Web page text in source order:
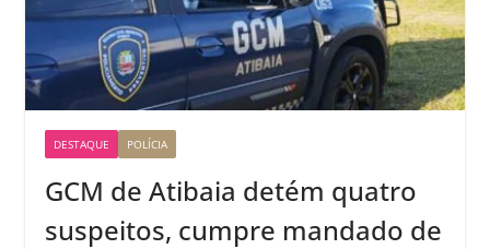
DESTAQUE POLÍCIA
GCM de Atibaia detém quatro
suspeitos, cumpre mandado de